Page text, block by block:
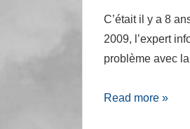
C’était il y a 8
2009, l’expert
problème avec
[Youpress]
Read more »